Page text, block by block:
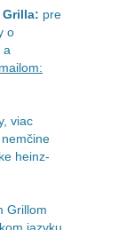
Grilla: pre
o
a
viac
heinz-
Grillom